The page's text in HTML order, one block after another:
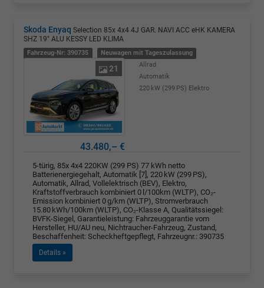
Skoda Enyaq Selection 85x 4x4 4J GAR. NAVI ACC eHK KAMERA
SHZ 19" ALU KESSY LED KLIMA
Fahrzeug-Nr: 390735 Neuwagen mit Tageszulassung
21
Allrad
Automatik
220 kW (299 PS) Elektro
43.480,– €
5-türig, 85x 4x4 220KW (299 PS) 77 kWh netto
Batterienergiegehalt, Automatik [7], 220 kW (299 PS),
Automatik, Allrad, Vollelektrisch (BEV), Elektro,
Kraftstoffverbrauch kombiniert 0 l/100km (WLTP), CO₂-
Emission kombiniert 0 g/km (WLTP), Stromverbrauch
15.80 kWh/100km (WLTP), CO₂-Klasse A, Qualitätssiegel:
BVFK-Siegel, Garantieleistung: Fahrzeuggarantie vom
Hersteller, HU/AU neu, Nichtraucher-Fahrzeug, Zustand,
Beschaffenheit: Scheckheftgepflegt, Fahrzeugnr.: 390735
Details »